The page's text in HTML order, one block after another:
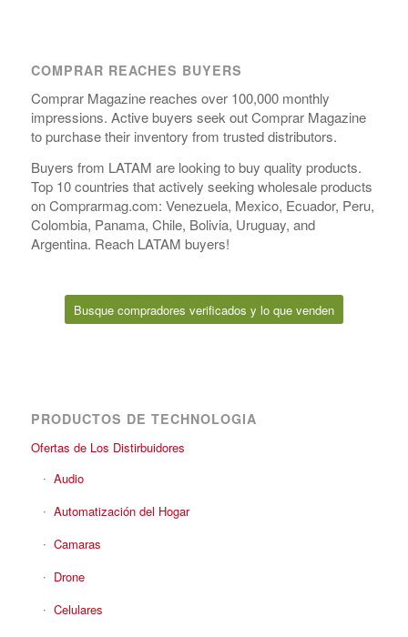
COMPRAR REACHES BUYERS
Comprar Magazine reaches over 100,000 monthly
impressions. Active buyers seek out Comprar Magazine
to purchase their inventory from trusted distributors.
Buyers from LATAM are looking to buy quality products.
Top 10 countries that actively seeking wholesale products
on Comprarmag.com: Venezuela, Mexico, Ecuador, Peru,
Colombia, Panama, Chile, Bolivia, Uruguay, and
Argentina. Reach LATAM buyers!
Busque compradores verificados y lo que venden
PRODUCTOS DE TECHNOLOGIA
Ofertas de Los Distirbuidores
Audio
Automatización del Hogar
Camaras
Drone
Celulares